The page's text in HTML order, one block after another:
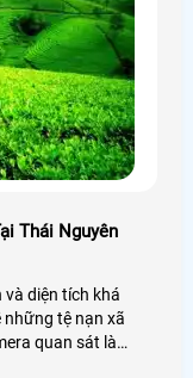
Thái Nguyên
diện tích khá
những tệ nạn xã